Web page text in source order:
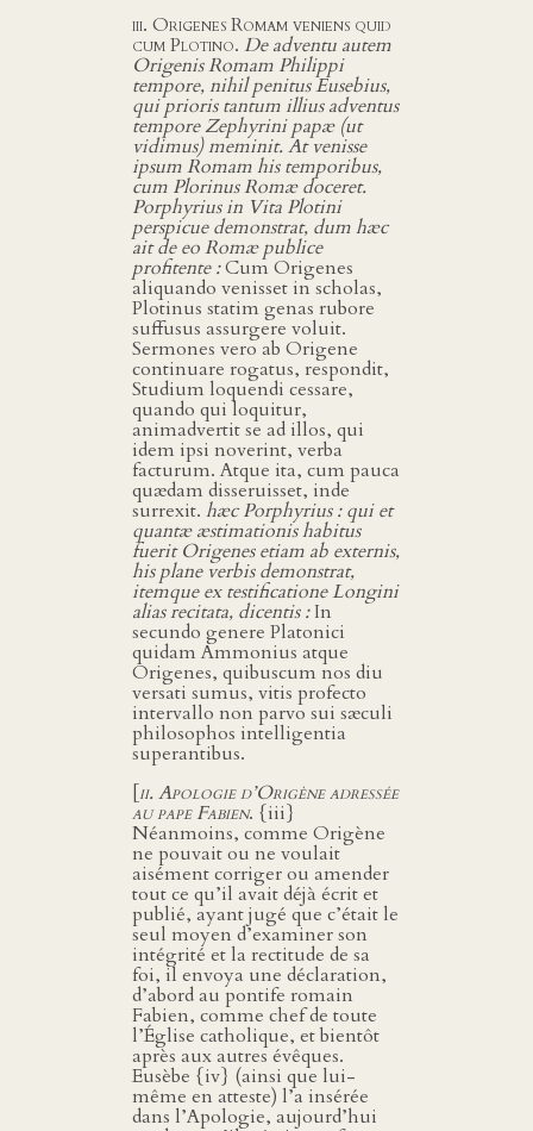
iii. Origenes Romam veniens quid
cum Plotino. De adventu autem
Origenis Romam Philippi
tempore, nihil penitus Eusebius,
qui prioris tantum illius adventus
tempore Zephyrini papæ (ut
vidimus) meminit. At venisse
ipsum Romam his temporibus,
cum Plorinus Romæ doceret.
Porphyrius in Vita Plotini
perspicue demonstrat, dum hæc
ait de eo Romæ publice
profitente :Cum Origenes
aliquando venisset in scholas,
Plotinus statim genas rubore
suffusus assurgere voluit.
Sermones vero ab Origene
continuare rogatus, respondit,
Studium loquendi cessare,
quando qui loquitur,
animadvertit se ad illos, qui
idem ipsi noverint, verba
facturum. Atque ita, cum pauca
quædam disseruisset, inde
surrexit. hæc Porphyrius : qui et
quantæ æstimationis habitus
fuerit Origenes etiam ab externis,
his plane verbis demonstrat,
itemque ex testificatione Longini
alias recitata, dicentis :In
secundo genere Platonici
quidam Ammonius atque
Origenes, quibuscum nos diu
versati sumus, vitis profecto
intervallo non parvo sui sæculi
philosophos intelligentia
superantibus.
[ii. Apologie d’Origène adressée
au pape Fabien. {iii}
Néanmoins, comme Origène
ne pouvait ou ne voulait
aisément corriger ou amender
tout ce qu’il avait déjà écrit et
publié, ayant jugé que c’était le
seul moyen d’examiner son
intégrité et la rectitude de sa
foi, il envoya une déclaration,
d’abord au pontife romain
Fabien, comme chef de toute
l’Église catholique, et bientôt
après aux autres évêques.
Eusèbe {iv} (ainsi que lui-
même en atteste) l’a insérée
dans l’Apologie, aujourd’hui